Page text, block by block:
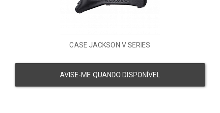
CASE JACKSON V SERIES
AVISE-ME QUANDO DISPONÍVEL